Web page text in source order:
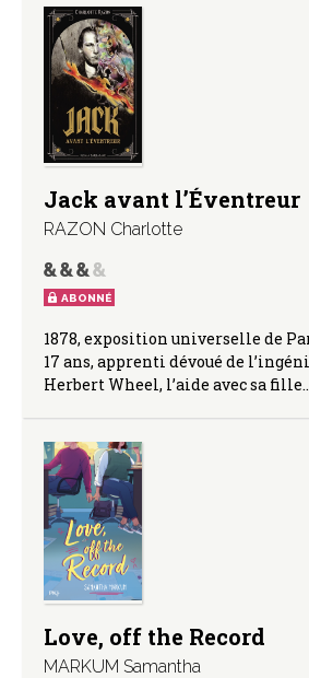
Jack avant l’Éventreur
RAZON Charlotte
ABONNÉ
1878, exposition universelle de
17 ans, apprenti dévoué de
Herbert Wheel, l’aide avec sa
Love, off the Record
MARKUM Samantha